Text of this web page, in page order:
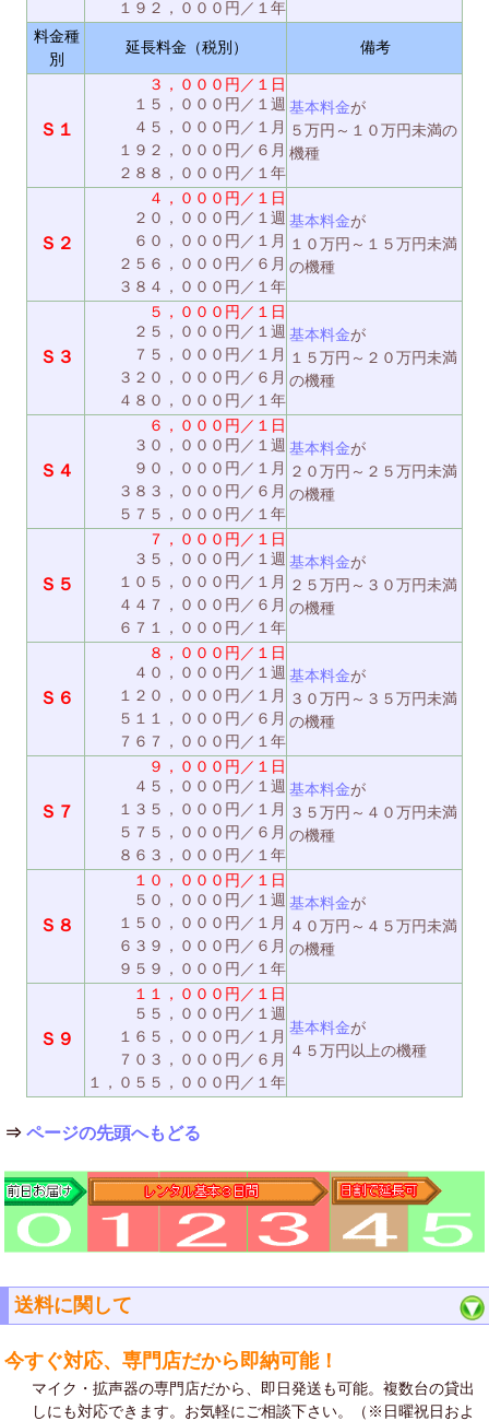
１９２，０００円／１年
料金種
別
延長料金（税別） 備考
Ｓ１
３，０００円／１日
１５，０００円／１週
４５，０００円／１月
１９２，０００円／６月
２８８，０００円／１年
基本料金が
５万円～１０万円未満の
機種
Ｓ２
４，０００円／１日
２０，０００円／１週
６０，０００円／１月
２５６，０００円／６月
３８４，０００円／１年
基本料金が
１０万円～１５万円未満
の機種
Ｓ３
５，０００円／１日
２５，０００円／１週
７５，０００円／１月
３２０，０００円／６月
４８０，０００円／１年
基本料金が
１５万円～２０万円未満
の機種
Ｓ４
６，０００円／１日
３０，０００円／１週
９０，０００円／１月
３８３，０００円／６月
５７５，０００円／１年
基本料金が
２０万円～２５万円未満
の機種
Ｓ５
７，０００円／１日
３５，０００円／１週
１０５，０００円／１月
４４７，０００円／６月
６７１，０００円／１年
基本料金が
２５万円～３０万円未満
の機種
Ｓ６
８，０００円／１日
４０，０００円／１週
１２０，０００円／１月
５１１，０００円／６月
７６７，０００円／１年
基本料金が
３０万円～３５万円未満
の機種
Ｓ７
９，０００円／１日
４５，０００円／１週
１３５，０００円／１月
５７５，０００円／６月
８６３，０００円／１年
基本料金が
３５万円～４０万円未満
の機種
Ｓ８
１０，０００円／１日
５０，０００円／１週
１５０，０００円／１月
６３９，０００円／６月
９５９，０００円／１年
基本料金が
４０万円～４５万円未満
の機種
Ｓ９
１１，０００円／１日
５５，０００円／１週
１６５，０００円／１月
７０３，０００円／６月
１，０５５，０００円／１年
基本料金が
４５万円以上の機種
⇒ページの先頭へもどる
送料に関して
今すぐ対応、専門店だから即納可能！
マイク・拡声器の専門店だから、即日発送も可能。複数台の貸出
しにも対応できます。お気軽にご相談下さい。（※日曜祝日およ